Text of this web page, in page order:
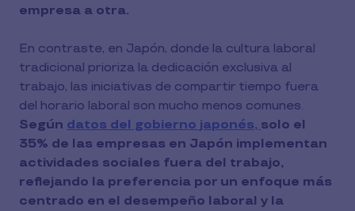
empresa a otra.
En contraste, en Japón, donde la cultura laboral
tradicional prioriza la dedicación exclusiva al
trabajo, las iniciativas de compartir tiempo fuera
del horario laboral son mucho menos comunes.
Según datos del gobierno japonés, solo el
35% de las empresas en Japón implementan
actividades sociales fuera del trabajo,
reflejando la preferencia por un enfoque más
centrado en el desempeño laboral y la